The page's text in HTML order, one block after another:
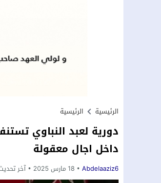
الرئيسية الرئيسية
دورية لعبد النباوي
داخل اجال معقولة
Abdelaaziz6 18 مارس 2025 آخر